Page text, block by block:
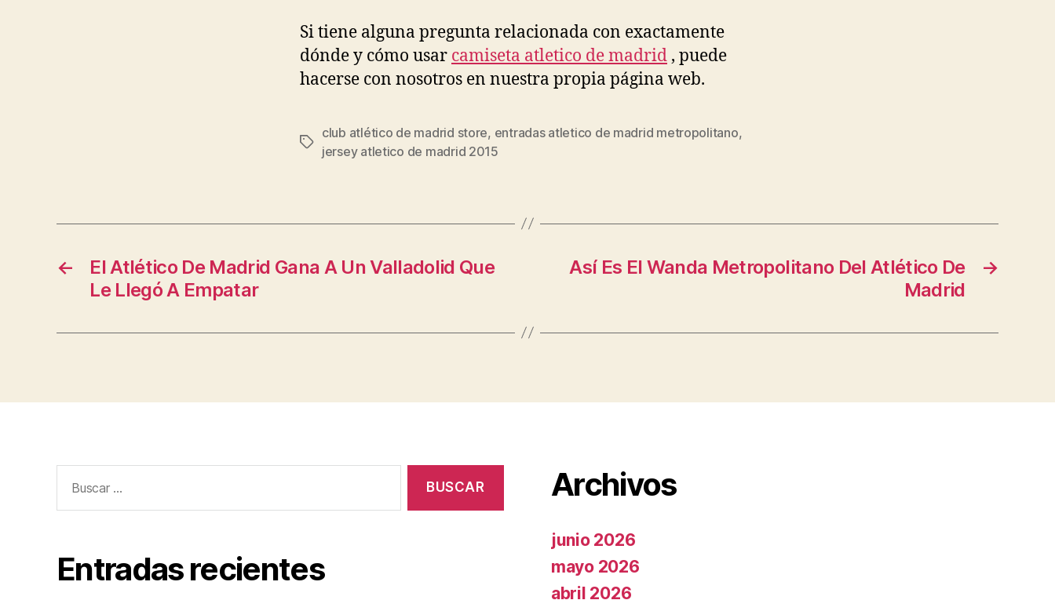
Si tiene alguna pregunta relacionada con exactamente
dónde y cómo usar camiseta atletico de madrid , puede
hacerse con nosotros en nuestra propia página web.
Etiquetas
club atlético de madrid store, entradas atletico de madrid metropolitano,
jersey atletico de madrid 2015
←
El Atlético De Madrid Gana A Un Valladolid Que
Le Llegó A Empatar
→
Así Es El Wanda Metropolitano Del Atlético De
Madrid
Entradas recientes
Archivos
junio 2026
mayo 2026
abril 2026